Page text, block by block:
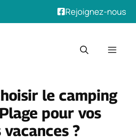
Rejoignez-nous
le camping
pour vos
?